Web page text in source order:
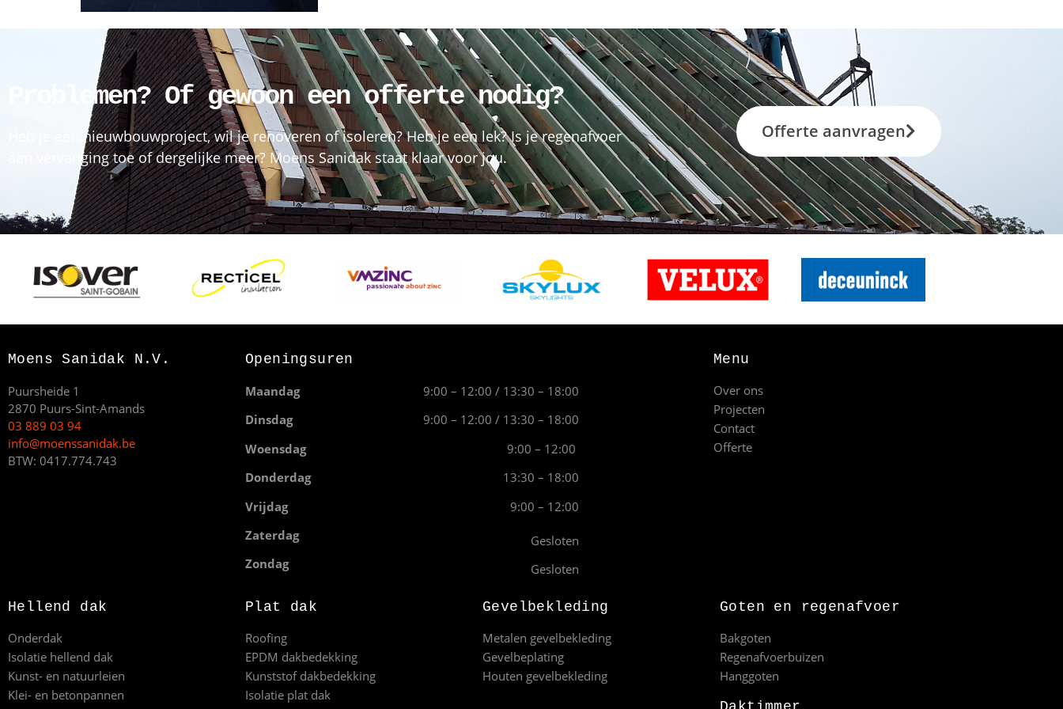
Problemen? Of gewoon een offerte nodig?
Heb je een nieuwbouwproject, wil je renoveren of isoleren? Heb je een lek? Is je regenafvoer
aan vervanging toe of dergelijke meer? Moens Sanidak staat klaar voor jou.
Offerte aanvragen
Moens Sanidak N.V.
Puursheide 1
2870 Puurs-Sint-Amands
03 889 03 94
info@moenssanidak.be
BTW: 0417.774.743
Openingsuren
Maandag
9:00 – 12:00 / 13:30 – 18:00
Dinsdag
9:00 – 12:00 / 13:30 – 18:00
Woensdag
9:00 – 12:00
Donderdag
13:30 – 18:00
Vrijdag
9:00 – 12:00
Zaterdag
Gesloten
Zondag
Gesloten
Menu
Over ons
Projecten
Contact
Offerte
Hellend dak
Onderdak
Isolatie hellend dak
Kunst- en natuurleien
Klei- en betonpannen
Plat dak
Roofing
EPDM dakbedekking
Kunststof dakbedekking
Isolatie plat dak
Gevelbekleding
Metalen gevelbekleding
Gevelbeplating
Houten gevelbekleding
Goten en regenafvoer
Bakgoten
Regenafvoerbuizen
Hanggoten